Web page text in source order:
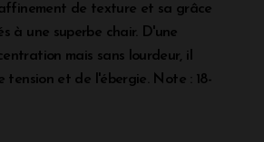
de texture et sa grâce
à une superbe chair. D'une
mais sans lourdeur, il
tension et de l'ébergie. Note : 18-